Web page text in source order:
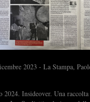
2023 - La Stampa,
2024. Insideover. Una